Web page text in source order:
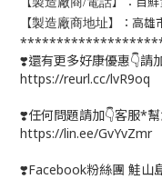
【製造廠商地址】：高雄
❣️還有更多好康優惠👇請
https://reurl.cc/lvR9oq
❣️任何問題請加👇客服*
https://lin.ee/GvYvZmr
❣️Facebook粉絲團 鮭山